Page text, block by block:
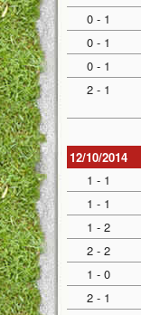
0 - 1
0 - 1
0 - 1
2 - 1
12/10/2014
1 - 1
1 - 1
1 - 2
2 - 2
1 - 0
2 - 1